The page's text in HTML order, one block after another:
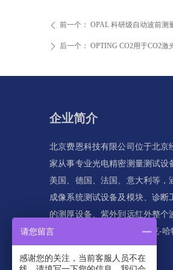
ꄴ 前一个： OPAL 科研级自动波前测
ꄲ 后一个： OPTING CO2用于CO2激
企业简介
北京费恩科技有限公司位于北京
家从事专业光电精密测量测试设
美国、德国、法国、意大利等，
成像系统测试设备及模块、诊断
的测厚设备、紫外到远红外整个
红外测量系统和探测器、夏克-哈
请您留言
感谢您的关注，当前客服人员不在